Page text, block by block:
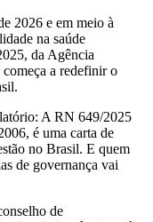
2026 e em meio à
na saúde
da Agência
a redefinir o
A RN 649/2025
é uma carta de
no Brasil. E quem
de governança vai
de